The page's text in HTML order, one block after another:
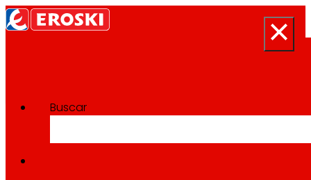
Buscar
Sala de prensa
Volver a todas las noticias